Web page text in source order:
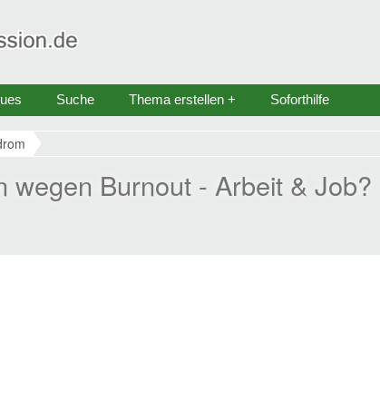
Suche Thema erstellen + Soforthilfe
wegen Burnout - Arbeit & Job?